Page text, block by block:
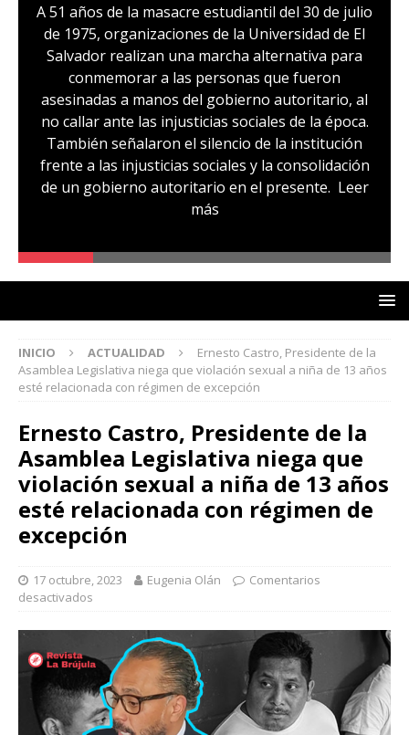
A 51 años de la masacre estudiantil del 30 de julio
de 1975, organizaciones de la Universidad de El
Salvador realizan una marcha alternativa para
conmemorar a las personas que fueron
asesinadas a manos del gobierno autoritario, al
no callar ante las injusticias sociales de la época.
También señalaron el silencio de la institución
frente a las injusticias sociales y la consolidación
de un gobierno autoritario en el presente. Leer
más
INICIO ACTUALIDAD
Ernesto Castro, Presidente de la
Asamblea Legislativa niega que violación sexual a niña de 13 años
esté relacionada con régimen de excepción
Ernesto Castro, Presidente de la
Asamblea Legislativa niega que
violación sexual a niña de 13 años
esté relacionada con régimen de
excepción
17 octubre, 2023 Eugenia Olán
Comentarios
desactivados